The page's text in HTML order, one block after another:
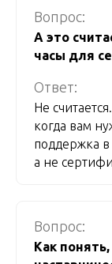
Вопрос:
А это
часы для
Ответ:
Не
когда вам
поддержка в
а не
Вопрос:
Как